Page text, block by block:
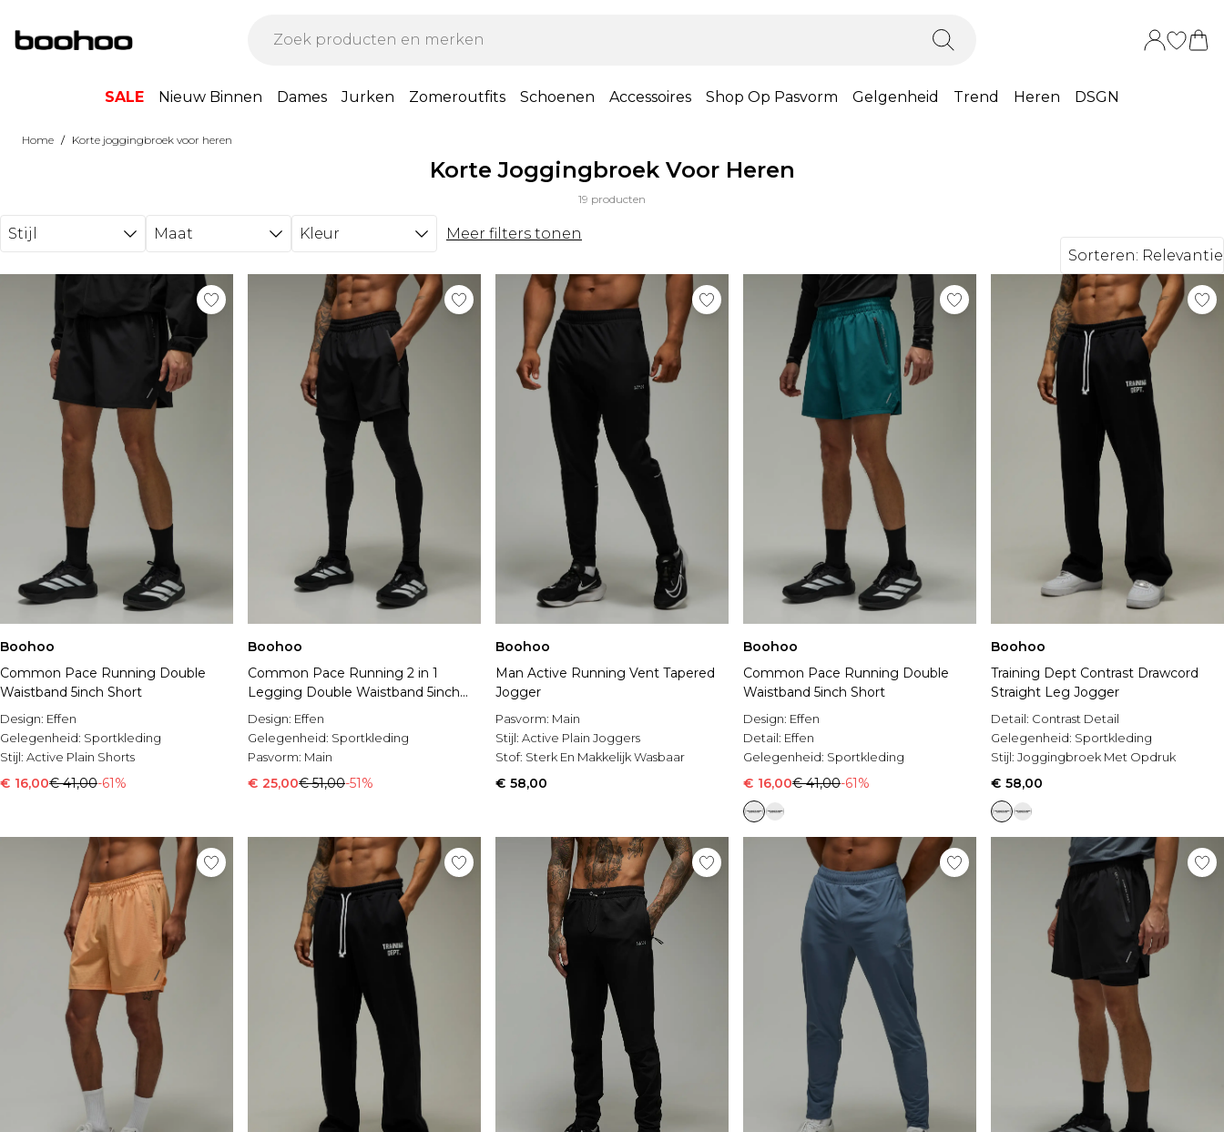
SALE Nieuw Binnen Dames Jurken Zomeroutfits Schoenen Accessoires Shop Op Pasvorm Gelgenheid Trend Heren DSGN
Home / Korte joggingbroek voor heren
Korte Joggingbroek Voor Heren
19 producten
Stijl Maat Kleur
Meer filters tonen
Sorteren: Relevantie
Boohoo
Common Pace Running Double
Waistband 5inch Short
Design: Effen
Gelegenheid: Sportkleding
Stijl: Active Plain Shorts
€ 16,00€ 41,00-61%
Boohoo
Common Pace Running 2 in 1
Legging Double Waistband 5inch
Short
Design: Effen
Gelegenheid: Sportkleding
Pasvorm: Main
€ 25,00€ 51,00-51%
Boohoo
Man Active Running Vent Tapered
Jogger
Pasvorm: Main
Stijl: Active Plain Joggers
Stof: Sterk En Makkelijk Wasbaar
€ 58,00
Boohoo
Common Pace Running Double
Waistband 5inch Short
Design: Effen
Detail: Effen
Gelegenheid: Sportkleding
€ 16,00€ 41,00-61%
Boohoo
Training Dept Contrast Drawcord
Straight Leg Jogger
Detail: Contrast Detail
Gelegenheid: Sportkleding
Stijl: Joggingbroek Met Opdruk
€ 58,00